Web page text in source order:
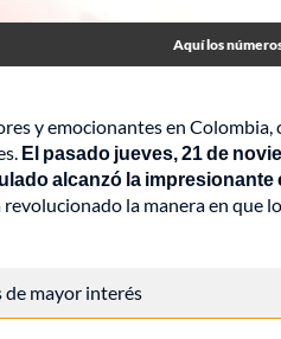
Aquí los
y emocionantes en
El pasado jueves, 21 de
alcanzó la impresionante
revolucionado la manera en que
de mayor interés